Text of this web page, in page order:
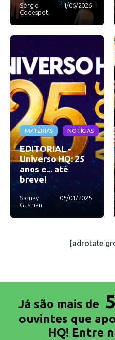
Sérgio
Codespoti
11/06/2026
MATÉRIAS NOTÍCIAS
EDITORIAL -
Universo HQ: 25
anos e... até
breve!
Sidney
Gusman
05/01/2025
[adrotate
Já são mais de
ouvintes que
HQ! Entre